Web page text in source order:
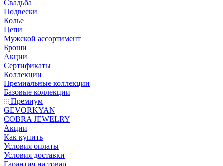
Свадьба
Подвески
Колье
Цепи
Мужской ассортимент
Броши
Акции
Сертификаты
Коллекции
Премиальные коллекции
Базовые коллекции
Премиум
GEVORKYAN
COBRA JEWELRY
Акции
Как купить
Условия оплаты
Условия доставки
Гарантия на товар